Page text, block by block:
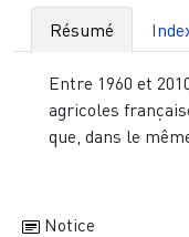
Résumé
Entre 1960 et
agricoles
que, dans le
Notice